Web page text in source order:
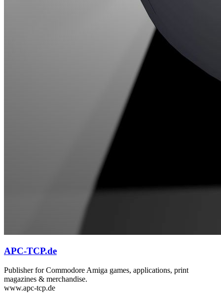
APC-TCP.de
Publisher for Commodore Amiga games, applications, print
magazines & merchandise.
www.apc-tcp.de